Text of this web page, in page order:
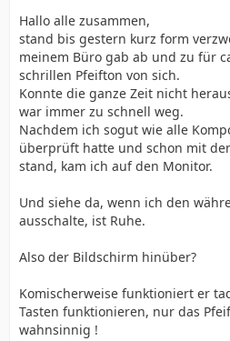
Hallo alle zusammen,
stand bis gestern kurz form
meinem Büro gab ab und zu für
schrillen Pfeifton von sich.
Konnte die ganze Zeit nicht
war immer zu schnell weg.
Nachdem ich sogut wie alle
überprüft hatte und schon mit
stand, kam ich auf den Monitor.
Und siehe da, wenn ich den
ausschalte, ist Ruhe.
Also der Bildschirm hinüber?
Komischerweise funktioniert er
Tasten funktionieren, nur das
wahnsinnig !